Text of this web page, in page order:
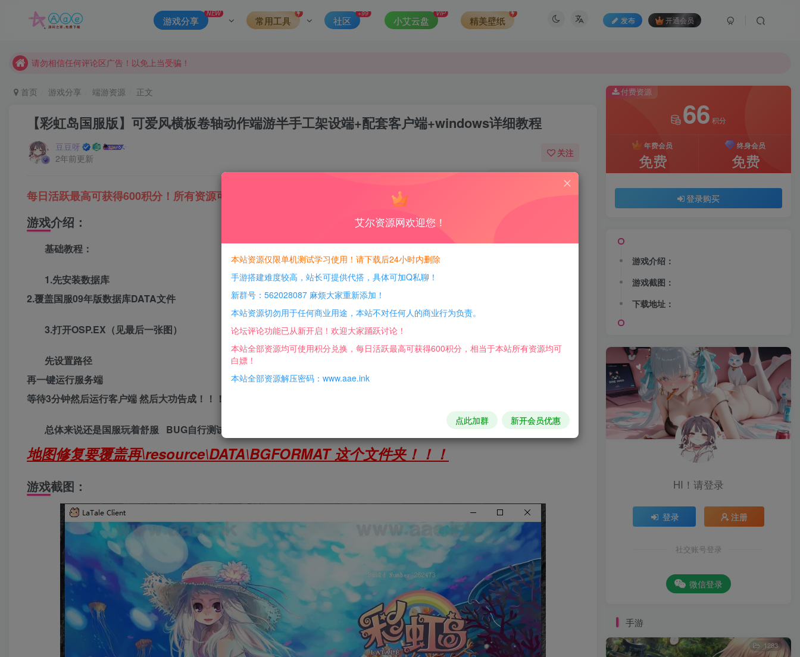
发布 开通会员
游戏分享
NEW
常用工具 社区
+99
小艾云盘
VIP
精美壁纸
现在赞助会员享受专属折扣，详情点击此条公告。
本网站的文章部分内容可能来源于网络，仅供大家学习与参考，如有侵权，请联系站长QQ466107887进行删除处理。
首页 游戏分享 端游资源 正文
【彩虹岛国服版】可爱风横板卷轴动作端游半手工架设端+配套客户端+windows详细教程
豆豆呀
2年前更新
关注
每日活跃最高可获得600积分！所有资源可以使用积分免费兑换！
游戏介绍：
基础教程：
1.先安装数据库
2.覆盖国服09年版数据库DATA文件
3.打开OSP.EX（见最后一张图）
先设置路径
再一键运行服务端
等待3分钟然后运行客户端 然后大功告成！！！
总体来说还是国服玩着舒服 BUG自行测试~~~
地图修复要覆盖再\resource\DATA\BGFORMAT 这个文件夹！！！
游戏截图：
付费资源
66 积分
年费会员
免费
终身会员
免费
登录购买
游戏介绍：
游戏截图：
下载地址：
HI！请登录
登录 注册
社交账号登录
微信登录
手游
1283
艾尔资源网欢迎您！
本站资源仅限单机测试学习使用！请下载后24小时内删除
手游搭建难度较高，站长可提供代搭，具体可加Q私聊！
新群号：562028087 麻烦大家重新添加！
本站资源切勿用于任何商业用途，本站不对任何人的商业行为负责。
论坛评论功能已从新开启！欢迎大家踊跃讨论！
本站全部资源均可使用积分兑换，每日活跃最高可获得600积分，相当于本站所有资源均可
白嫖！
本站全部资源解压密码：www.aae.ink
点此加群 新开会员优惠